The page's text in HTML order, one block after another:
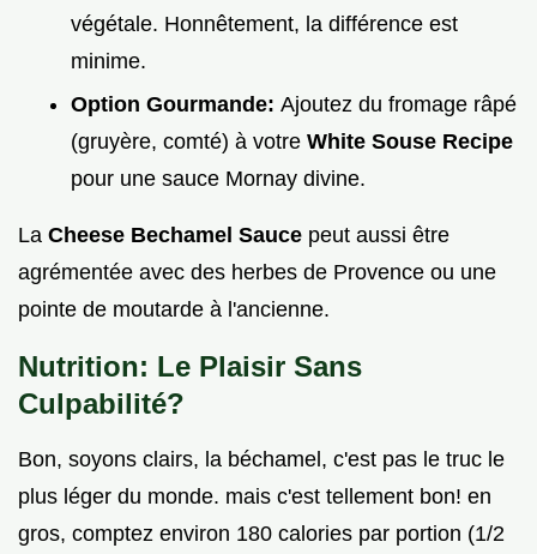
végétale. Honnêtement, la différence est
minime.
Option Gourmande: Ajoutez du fromage râpé
(gruyère, comté) à votre White Souse Recipe
pour une sauce Mornay divine.
La Cheese Bechamel Sauce peut aussi être
agrémentée avec des herbes de Provence ou une
pointe de moutarde à l'ancienne.
Nutrition: Le Plaisir Sans
Culpabilité?
Bon, soyons clairs, la béchamel, c'est pas le truc le
plus léger du monde. mais c'est tellement bon! en
gros, comptez environ 180 calories par portion (1/2